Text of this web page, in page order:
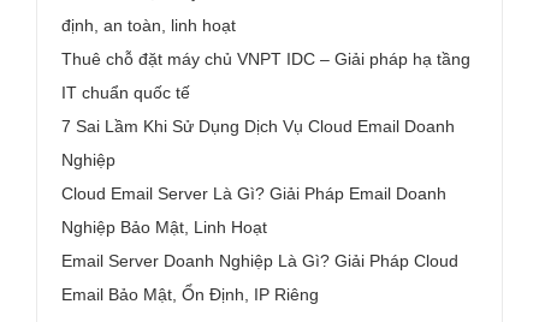
định, an toàn, linh hoạt
Thuê chỗ đặt máy chủ VNPT IDC – Giải pháp hạ tầng
IT chuẩn quốc tế
7 Sai Lầm Khi Sử Dụng Dịch Vụ Cloud Email Doanh
Nghiệp
Cloud Email Server Là Gì? Giải Pháp Email Doanh
Nghiệp Bảo Mật, Linh Hoạt
Email Server Doanh Nghiệp Là Gì? Giải Pháp Cloud
Email Bảo Mật, Ổn Định, IP Riêng